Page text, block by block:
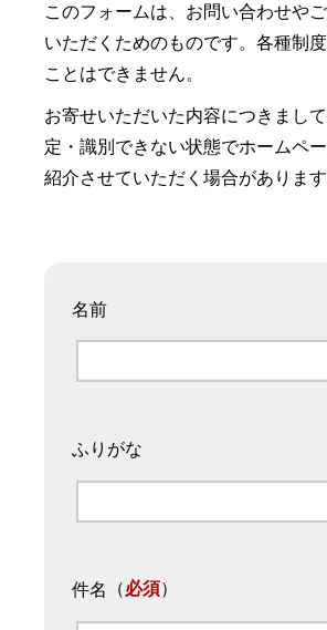
このフォームは、お問い合わせや
いただくためのものです。各種制
ことはできません。
お寄せいただいた内容につきまし
定・識別できない状態でホームペ
紹介させていただく場合があります
名前
ふりがな
件名 （必須）